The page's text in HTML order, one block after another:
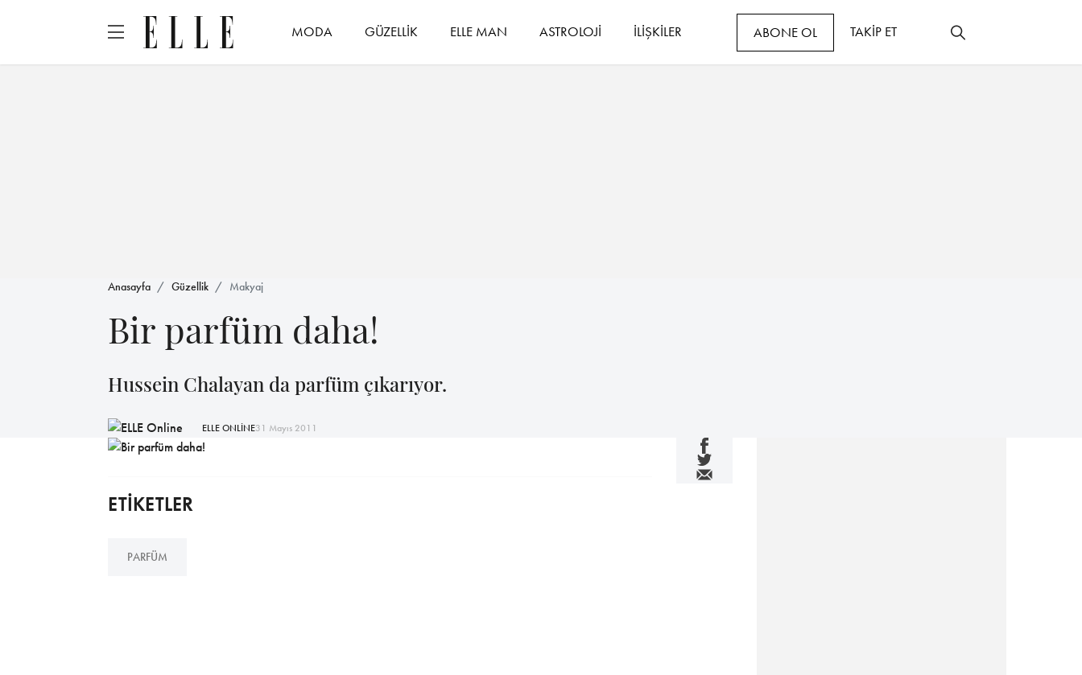
MODA GÜZELLİK ELLE MAN ASTROLOJİ İLİŞKİLER ABONE OL TAKİP ET
Anasayfa Güzellik Makyaj
Bir parfüm daha!
Hussein Chalayan da parfüm çıkarıyor.
ELLE ONLİNE31 Mayıs 2011
ETİKETLER
PARFÜM